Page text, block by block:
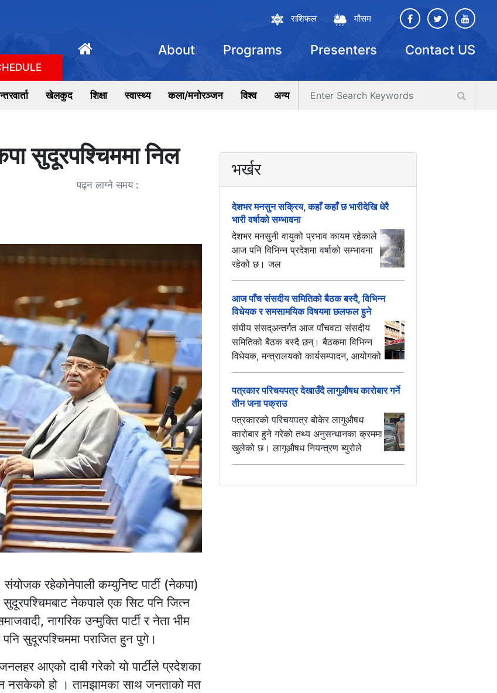
राशिफल मौसम
About Programs Presenters Contact US
खेलकुद शिक्षा स्वास्थ्य कला/मनोरञ्जन विश्व अन्य
सुदूरपश्चिममा निल
पढ्न लाग्ने समय :
रहेकोनेपाली कम्युनिष्ट पार्टी (नेकपा)
सुदूरपश्चिमबाट नेकपाले एक सिट पनि जित्न
नागरिक उन्मुक्ति पार्टी र नेता भीम
सुदूरपश्चिममा पराजित हुन पुगे।
आएको दाबी गरेको यो पार्टीले प्रदेशका
नसकेको हो । तामझामका साथ जनताको मत
भर्खर
देशभर मनसुन सक्रिय, कहाँ कहाँ छ भारीदेखि धेरै
भारी वर्षाको सम्भावना
देशभर मनसुनी वायुको प्रभाव कायम रहेकाले
आज पनि विभिन्न प्रदेशमा वर्षाको सम्भावना
रहेको छ। जल
आज पाँच संसदीय समितिको बैठक बस्दै, विभिन्न
विधेयक र समसामयिक विषयमा छलफल हुने
संघीय संसद्अन्तर्गत आज पाँचवटा संसदीय
समितिको बैठक बस्दै छन्। बैठकमा विभिन्न
विधेयक, मन्त्रालयको कार्यसम्पादन, आयोगको
पत्रकार परिचयपत्र देखाउँदै लागुऔषध कारोबार गर्ने
तीन जना पक्राउ
पत्रकारको परिचयपत्र बोकेर लागुऔषध
कारोबार हुने गरेको तथ्य अनुसन्धानका क्रममा
खुलेको छ। लागूऔषध नियन्त्रण ब्युरोले